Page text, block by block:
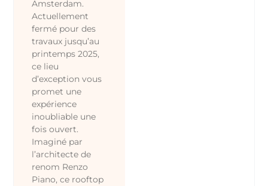
Amsterdam.
Actuellement
fermé pour des
travaux jusqu’au
printemps 2025,
ce lieu
d’exception vous
promet une
expérience
inoubliable une
fois ouvert.
Imaginé par
l’architecte de
renom Renzo
Piano, ce rooftop